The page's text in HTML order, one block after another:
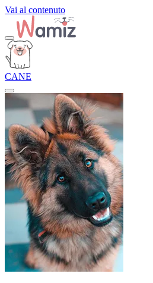
Vai al contenuto
CANE